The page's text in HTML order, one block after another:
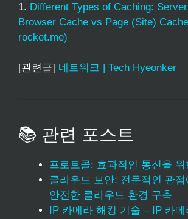
1. Different Types of Caching:
Browser Cache vs Page (Site)
rocket.me)
[관련글] 네트워크 | Tech Hyeonker
📚 관련 포스트
프로토콜: 효과적인 통신을
클라우드 보안: 전문적인 관
안전한 클라우드 환경 구축
IP 카메라 해킹 기술 – IP 카